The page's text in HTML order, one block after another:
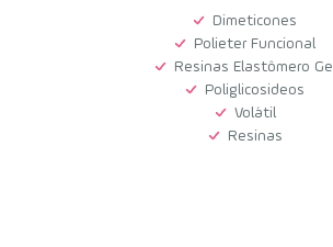
Dimeticones
Polieter Funcional
Resinas Elastômero Gel
Poliglicosideos
Volátil
Resinas